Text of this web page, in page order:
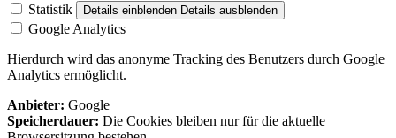
Statistik
Details einblenden Details ausblenden
Google Analytics
Hierdurch wird das anonyme Tracking des Benutzers durch Google
Analytics ermöglicht.
Anbieter: Google
Speicherdauer: Die Cookies bleiben nur für die aktuelle